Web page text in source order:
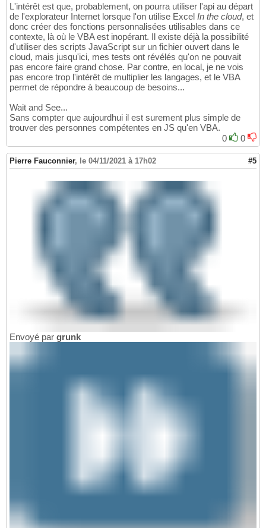
L'intérêt est que, probablement, on pourra utiliser l'api au départ
de l'explorateur Internet lorsque l'on utilise Excel In the cloud, et
donc créer des fonctions personnalisées utilisables dans ce
contexte, là où le VBA est inopérant. Il existe déjà la possibilité
d'utiliser des scripts JavaScript sur un fichier ouvert dans le
cloud, mais jusqu'ici, mes tests ont révélés qu'on ne pouvait
pas encore faire grand chose. Par contre, en local, je ne vois
pas encore trop l'intérêt de multiplier les langages, et le VBA
permet de répondre à beaucoup de besoins...
Wait and See...
Sans compter que aujourdhui il est surement plus simple de
trouver des personnes compétentes en JS qu'en VBA.
0
0
Pierre Fauconnier, le 04/11/2021 à 17h02 #5
Envoyé par grunk